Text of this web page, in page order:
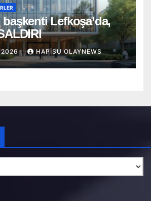
başkenti Lefkoşa’da,
2026 HAPISU OLAYNEWS
Haber